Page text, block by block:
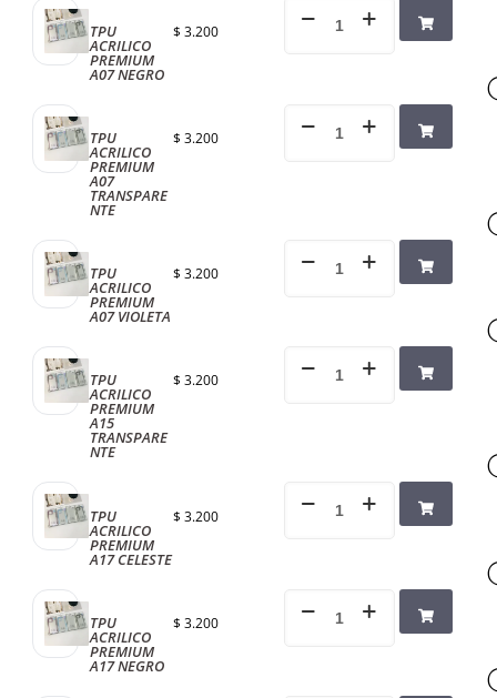
TPU
ACRILICO
PREMIUM
A07 NEGRO
$ 3.200
TPU
ACRILICO
PREMIUM
A07
TRANSPARE
NTE
$ 3.200
TPU
ACRILICO
PREMIUM
A07 VIOLETA
$ 3.200
TPU
ACRILICO
PREMIUM
A15
TRANSPARE
NTE
$ 3.200
TPU
ACRILICO
PREMIUM
A17 CELESTE
$ 3.200
TPU
ACRILICO
PREMIUM
A17 NEGRO
$ 3.200